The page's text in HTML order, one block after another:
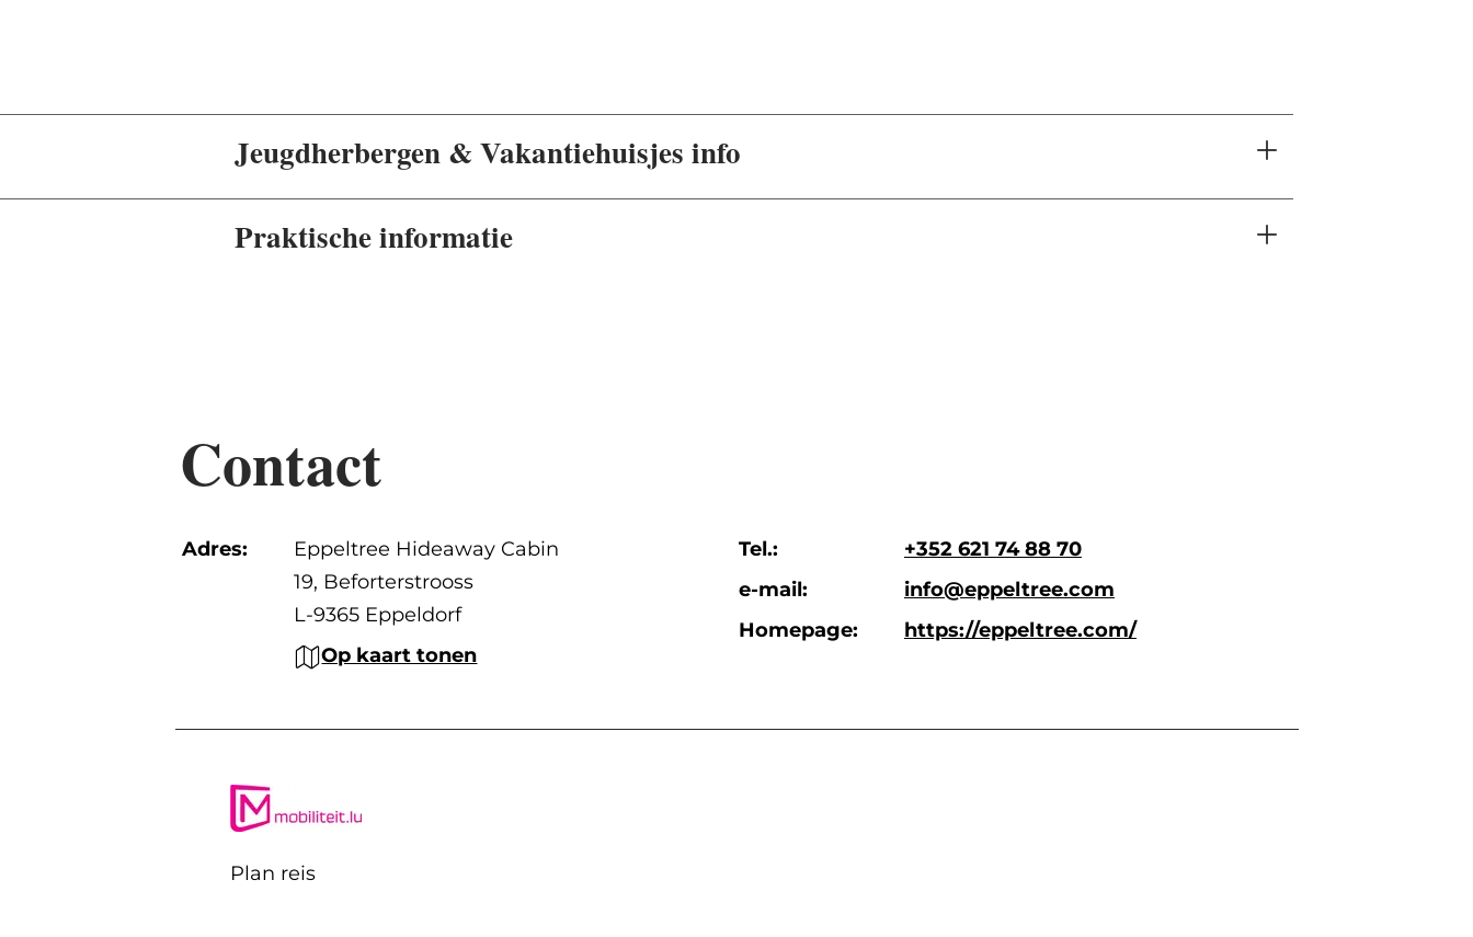
Jeugdherbergen & Vakantiehuisjes info
Praktische informatie
Contact
Adres:
Eppeltree Hideaway Cabin
19, Beforterstrooss
L-9365 Eppeldorf
Op kaart tonen
Tel.:
+352 621 74 88 70
e-mail:
info@eppeltree.com
Homepage:
https://eppeltree.com/
Plan reis